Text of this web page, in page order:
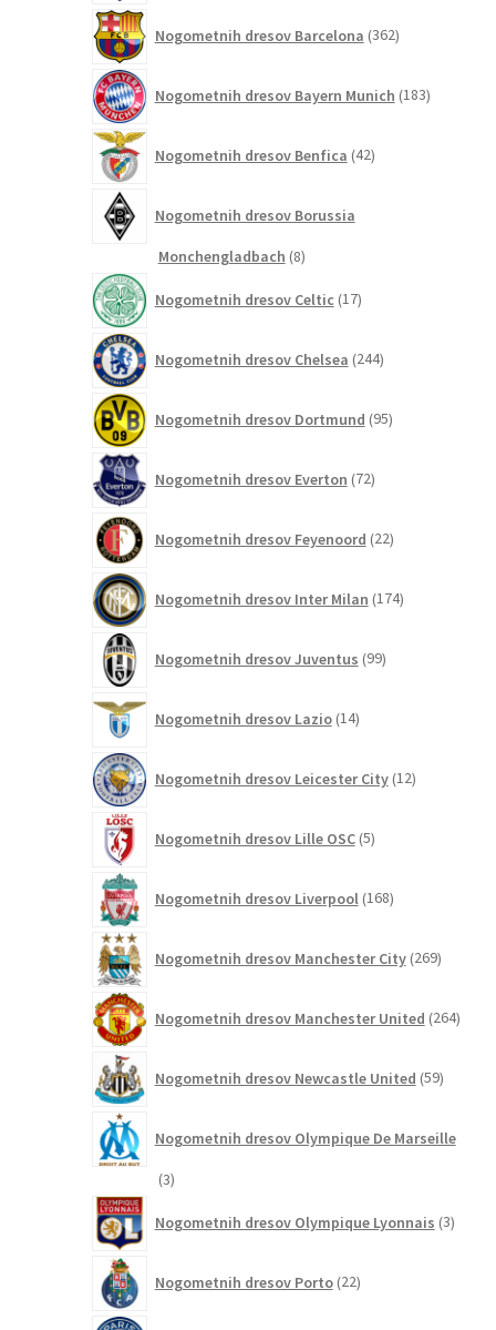
Nogometnih dresov Barcelona 362izdelkov
Nogometnih dresov Bayern Munich 183izdelkov
Nogometnih dresov Benfica 42izdelkov
Nogometnih dresov Borussia
Monchengladbach 88
Nogometnih dresov Celtic 17izdelkov
Nogometnih dresov Chelsea 244izdelkov
Nogometnih dresov Dortmund 95izdelkov
Nogometnih dresov Everton 72izdelkov
Nogometnih dresov Feyenoord 22izdelkov
Nogometnih dresov Inter Milan 174izdelkov
Nogometnih dresov Juventus 99izdelkov
Nogometnih dresov Lazio 14izdelkov
Nogometnih dresov Leicester City 12izdelkov
Nogometnih dresov Lille OSC 5izdelkov
Nogometnih dresov Liverpool 168izdelkov
Nogometnih dresov Manchester City 269izdelkov
Nogometnih dresov Manchester United 264
Nogometnih dresov Newcastle United 59izdelkov
Nogometnih dresov Olympique De Marseille
33
Nogometnih dresov Olympique Lyonnais 3izdelki
Nogometnih dresov Porto 22izdelkov